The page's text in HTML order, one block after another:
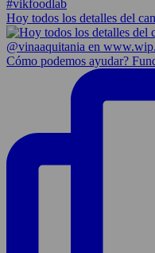
Hoy todos los detalles del
Cómo podemos ayudar?